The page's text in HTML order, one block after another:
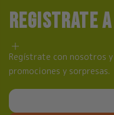
REGISTRATE A
Regístrate con nosotros
promociones y sorpresas.